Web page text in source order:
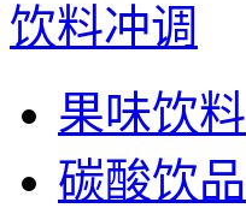
饮料冲调
果味饮料
碳酸饮品